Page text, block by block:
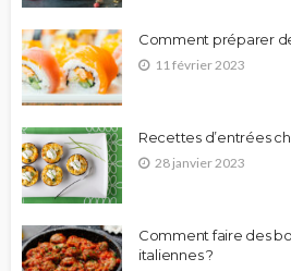
Comment préparer
11 février 2023
Recettes d’entrées
28 janvier 2023
Comment faire des
italiennes ?